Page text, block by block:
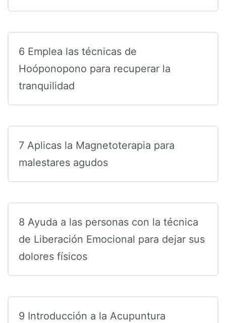
6 Emplea las técnicas de
Hoóponopono para recuperar la
tranquilidad
7 Aplicas la Magnetoterapia para
malestares agudos
8 Ayuda a las personas con la técnica
de Liberación Emocional para dejar sus
dolores físicos
9 Introducción a la Acupuntura